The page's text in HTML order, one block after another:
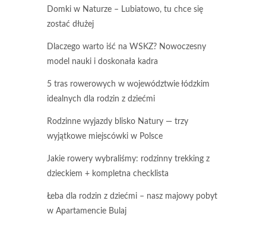
Domki w Naturze – Lubiatowo, tu chce się
zostać dłużej
Dlaczego warto iść na WSKZ? Nowoczesny
model nauki i doskonała kadra
5 tras rowerowych w województwie łódzkim
idealnych dla rodzin z dziećmi
Rodzinne wyjazdy blisko Natury — trzy
wyjątkowe miejscówki w Polsce
Jakie rowery wybraliśmy: rodzinny trekking z
dzieckiem + kompletna checklista
Łeba dla rodzin z dziećmi – nasz majowy pobyt
w Apartamencie Bulaj